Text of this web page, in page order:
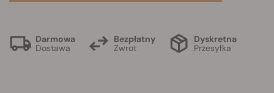
Darmowa
Dostawa
Bezpłatny
Zwrot
Dyskretna
Przesyłka